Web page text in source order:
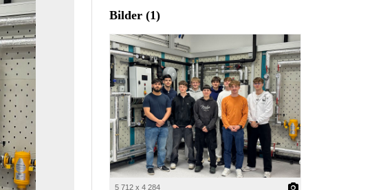
Bilder (1)
5 712 x 4 284